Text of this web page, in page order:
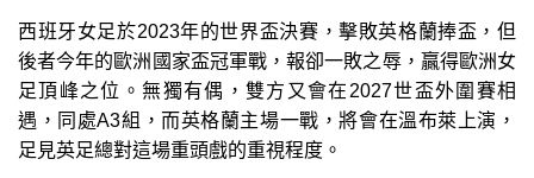
西班牙女足於2023年的世界盃決賽，擊敗英格蘭捧盃，但
後者今年的歐洲國家盃冠軍戰，報卻一敗之辱，贏得歐洲女
足頂峰之位。無獨有偶，雙方又會在2027世盃外圍賽相
遇，同處A3組，而英格蘭主場一戰，將會在溫布萊上演，
足見英足總對這場重頭戲的重視程度。